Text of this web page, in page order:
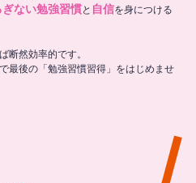
ぎない勉強習慣と 自信を身につける
断然効率的です。
最後の「勉強習慣習得」をはじめませ